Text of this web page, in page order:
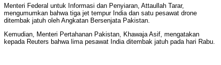
Menteri Federal untuk Informasi dan Penyiaran, Attaullah Tarar,
mengumumkan bahwa tiga jet tempur India dan satu pesawat drone
ditembak jatuh oleh Angkatan Bersenjata Pakistan.
Kemudian, Menteri Pertahanan Pakistan, Khawaja Asif, mengatakan
kepada Reuters bahwa lima pesawat India ditembak jatuh pada hari Rabu.